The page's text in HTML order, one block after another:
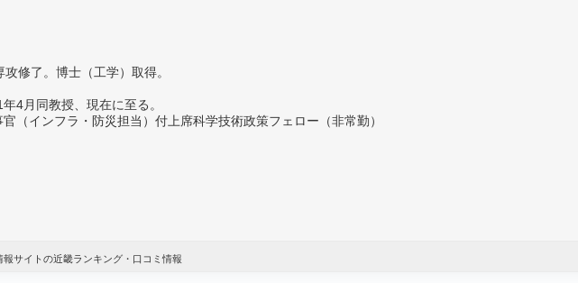
修了。博士（工学）取得。
4月同教授、現在に至る。
（インフラ・防災担当）付上席科学技術政策フェロー（非常勤）
報サイトの近畿ランキング・口コミ情報